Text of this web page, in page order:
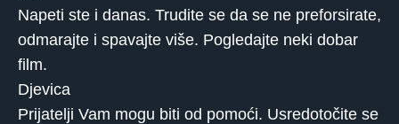
Napeti ste i danas. Trudite se da se ne preforsirate,
odmarajte i spavajte više. Pogledajte neki dobar
film.
Djevica
Prijatelji Vam mogu biti od pomoći. Usredotočite se